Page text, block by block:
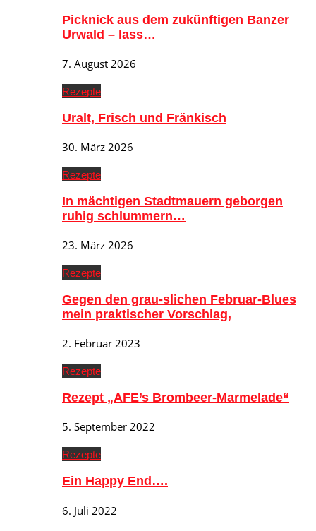
Picknick aus dem zukünftigen Banzer
Urwald – lass…
7. August 2026
Rezepte
Uralt, Frisch und Fränkisch
30. März 2026
Rezepte
In mächtigen Stadtmauern geborgen
ruhig schlummern…
23. März 2026
Rezepte
Gegen den grau-slichen Februar-Blues
mein praktischer Vorschlag,
2. Februar 2023
Rezepte
Rezept „AFE’s Brombeer-Marmelade“
5. September 2022
Rezepte
Ein Happy End….
6. Juli 2022